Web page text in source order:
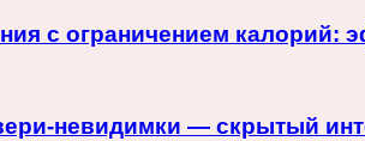
с ограничением
невидимки — скрытый